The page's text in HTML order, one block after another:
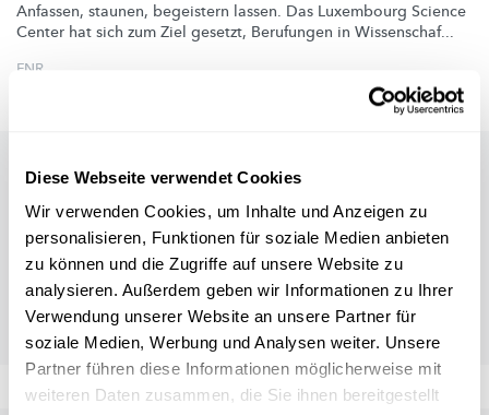
Diese Webseite verwendet Cookies
Wir verwenden Cookies, um Inhalte und Anzeigen zu
personalisieren, Funktionen für soziale Medien anbieten
zu können und die Zugriffe auf unsere Website zu
analysieren. Außerdem geben wir Informationen zu Ihrer
Verwendung unserer Website an unsere Partner für
soziale Medien, Werbung und Analysen weiter. Unsere
Partner führen diese Informationen möglicherweise mit
weiteren Daten zusammen, die Sie ihnen bereitgestellt
Anfassen, staunen, begeistern lassen. Das Luxembourg Science
Center hat sich zum Ziel gesetzt, Berufungen in Wissenschaf...
FNR